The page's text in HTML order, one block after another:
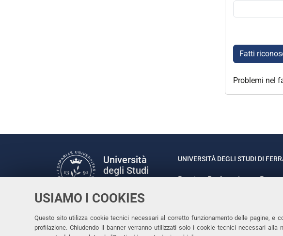
USIAMO I COOKIES
Questo sito utilizza cookie tecnici necessari al corretto funzionamento delle pagine, e
profilazione. Chiudendo il banner verranno utilizzati solo i cookie tecnici necessari
Fatti
Problemi nel
Università
degli Studi
Facebook
LinkedinInstagram
Youtube
UNIVERSITÀ DEGLI STUDI DI
Rettrice: Prof.ssa Laura